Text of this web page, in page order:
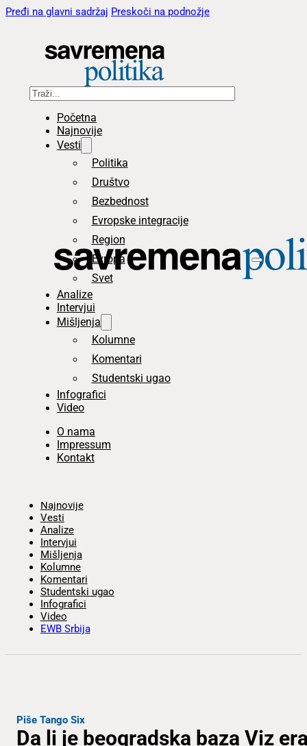
Pređi na glavni sadržaj Preskoči na podnožje
Pretraga
Početna
Najnovije
Vesti
Politika
Društvo
Bezbednost
Evropske integracije
Region
Evropa
Svet
Analize
Intervjui
Mišljenja
Kolumne
Komentari
Studentski ugao
Infografici
Video
O nama
Impressum
Kontakt
Najnovije
Vesti
Analize
Intervjui
Mišljenja
Kolumne
Komentari
Studentski ugao
Infografici
Video
EWB Srbija
Piše Tango Six
Da li je beogradska baza Viz